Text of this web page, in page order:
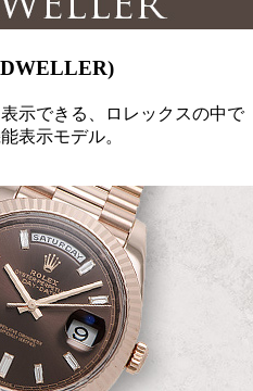
示できる、ロレックスの中で
表示モデル。